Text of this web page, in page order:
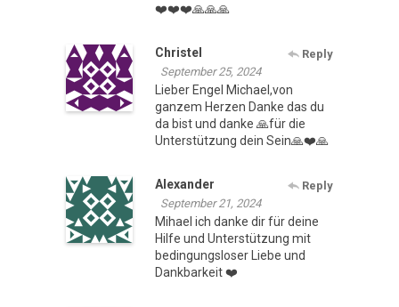
❤️❤️❤️🙏🙏🙏
Christel
Reply
September 25, 2024
Lieber Engel Michael,von
ganzem Herzen Danke das du
da bist und danke 🙏für die
Unterstützung dein Sein🙏❤️🙏
Alexander
Reply
September 21, 2024
Mihael ich danke dir für deine
Hilfe und Unterstützung mit
bedingungsloser Liebe und
Dankbarkeit ❤️